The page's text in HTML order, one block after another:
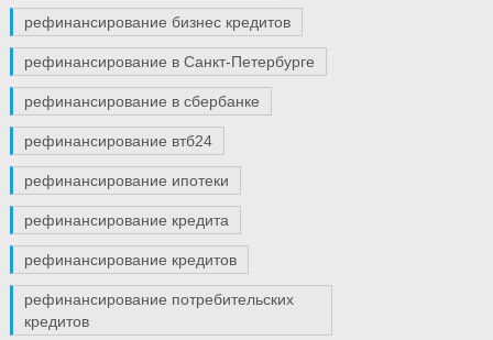
рефинансирование бизнес кредитов
рефинансирование в Санкт-Петербурге
рефинансирование в сбербанке
рефинансирование втб24
рефинансирование ипотеки
рефинансирование кредита
рефинансирование кредитов
рефинансирование потребительских
кредитов